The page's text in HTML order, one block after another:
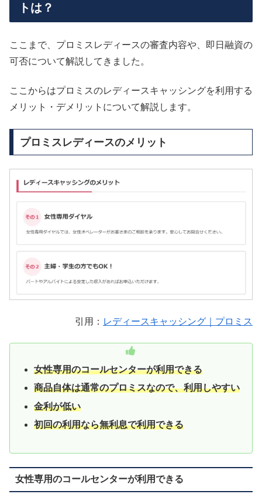
トは？
ここまで、プロミスレディースの審査内容や、即日融資の
可否について解説してきました。
ここからはプロミスのレディースキャッシングを利用する
メリット・デメリットについて解説します。
プロミスレディースのメリット
引用： レディースキャッシング｜プロミス
女性専用のコールセンターが利用できる
商品自体は通常のプロミスなので、利用しやすい
金利が低い
初回の利用なら無利息で利用できる
女性専用のコールセンターが利用できる